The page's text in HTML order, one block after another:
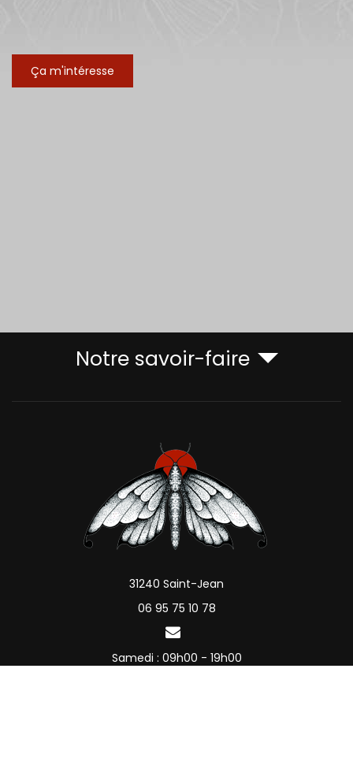
Ça m'intéresse
Notre savoir-faire
31240 Saint-Jean
06 95 75 10 78
Samedi : 09h00 - 19h00